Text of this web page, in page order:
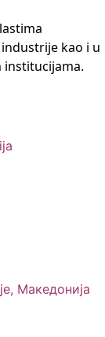
kao i u
institucijama.
Македонија